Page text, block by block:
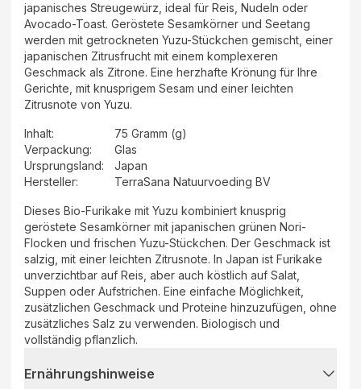
japanisches Streugewürz, ideal für Reis, Nudeln oder
Avocado-Toast. Geröstete Sesamkörner und Seetang
werden mit getrockneten Yuzu-Stückchen gemischt, einer
japanischen Zitrusfrucht mit einem komplexeren
Geschmack als Zitrone. Eine herzhafte Krönung für Ihre
Gerichte, mit knusprigem Sesam und einer leichten
Zitrusnote von Yuzu.
Inhalt:
75 Gramm (g)
Verpackung:
Glas
Ursprungsland:
Japan
Hersteller: TerraSana Natuurvoeding BV
Dieses Bio-Furikake mit Yuzu kombiniert knusprig
geröstete Sesamkörner mit japanischen grünen Nori-
Flocken und frischen Yuzu-Stückchen. Der Geschmack ist
salzig, mit einer leichten Zitrusnote. In Japan ist Furikake
unverzichtbar auf Reis, aber auch köstlich auf Salat,
Suppen oder Aufstrichen. Eine einfache Möglichkeit,
zusätzlichen Geschmack und Proteine hinzuzufügen, ohne
zusätzliches Salz zu verwenden. Biologisch und
vollständig pflanzlich.
Ernährungshinweise